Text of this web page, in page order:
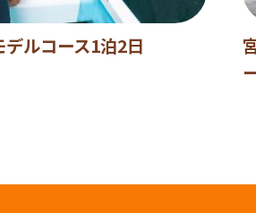
ルコース1泊2日